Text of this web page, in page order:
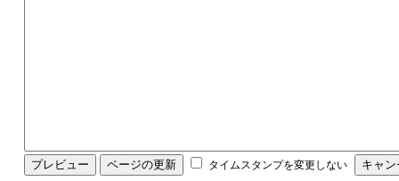
タイムスタンプを変更しない